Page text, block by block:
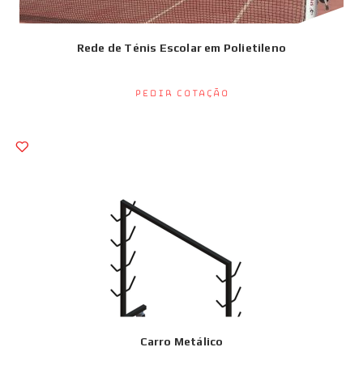
Rede de Ténis Escolar em Polietileno
Pedir Cotação
Carro Metálico